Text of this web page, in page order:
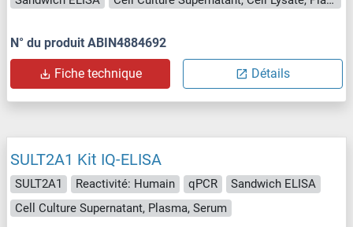
N° du produit ABIN4884692
Fiche technique Détails
SULT2A1 Kit IQ-ELISA
SULT2A1 Reactivité: Humain qPCR
Sandwich ELISA
Cell Culture Supernatant, Plasma, Serum